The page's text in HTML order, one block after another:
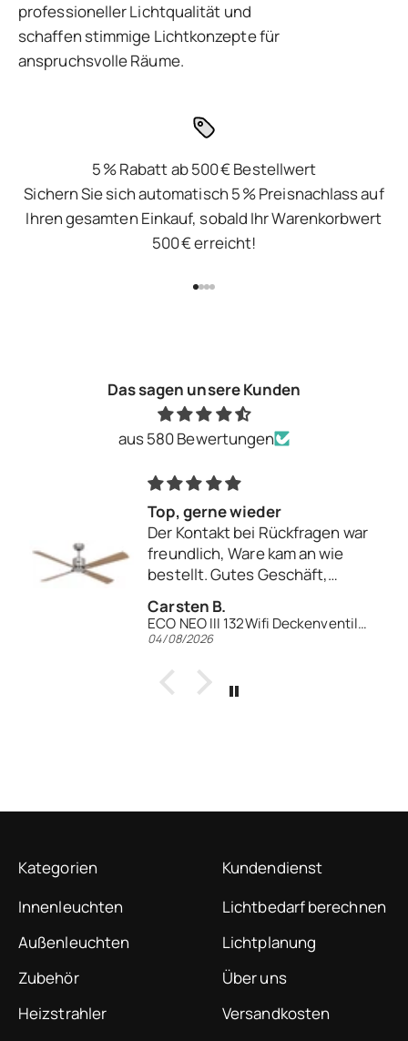
professioneller Lichtqualität und
schaffen stimmige Lichtkonzepte für
anspruchsvolle Räume.
5 % Rabatt ab 500 € Bestellwert
Sichern Sie sich automatisch 5 % Preisnachlass auf
Ihren gesamten Einkauf, sobald Ihr Warenkorbwert
500 € erreicht!
Das sagen unsere Kunden
aus 580 Bewertungen
Top, gerne wieder
Der Kontakt bei Rückfragen war
freundlich, Ware kam an wie
bestellt. Gutes Geschäft,
gerne wieder.
Carsten B.
ECO NEO III 132Wifi Deckenventilator
04/08/2026
Kategorien
Innenleuchten
Außenleuchten
Zubehör
Heizstrahler
Kundendienst
Lichtbedarf berechnen
Lichtplanung
Über uns
Versandkosten